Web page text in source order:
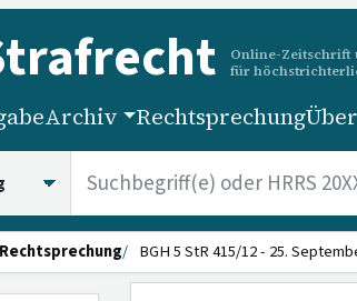
Online-Zeitschrift
für
Archiv Rechtsprechung
Rechtsprechung BGH 5 StR 415/12 - 25.